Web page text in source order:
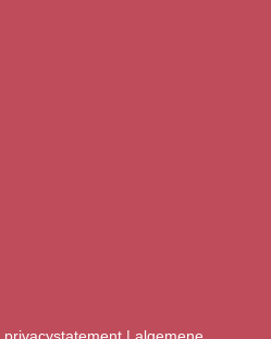
privacystatement | algemene